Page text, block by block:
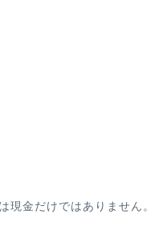
現金だけではありません。